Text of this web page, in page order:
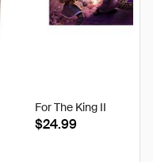
For The King II
$24.99